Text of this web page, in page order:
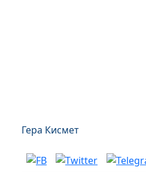
Гера Кисмет